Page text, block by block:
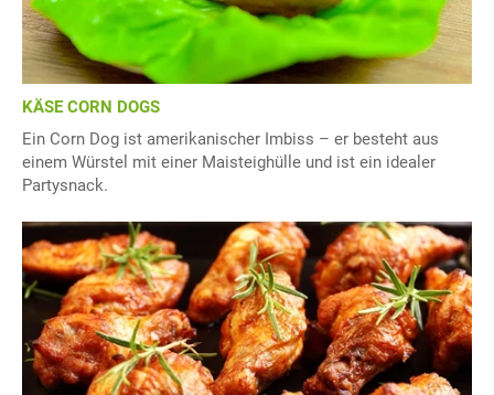
KÄSE CORN DOGS
Ein Corn Dog ist amerikanischer Imbiss – er besteht aus
einem Würstel mit einer Maisteighülle und ist ein idealer
Partysnack.